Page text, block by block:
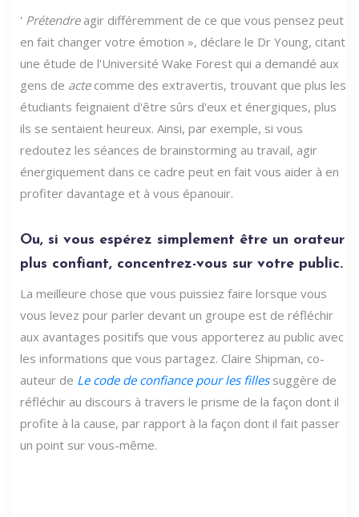
' Prétendreagir différemment de ce que vous pensez peut
en fait changer votre émotion », déclare le Dr Young, citant
une étude de l'Université Wake Forest qui a demandé aux
gens de actecomme des extravertis, trouvant que plus les
étudiants feignaient d'être sûrs d'eux et énergiques, plus
ils se sentaient heureux. Ainsi, par exemple, si vous
redoutez les séances de brainstorming au travail, agir
énergiquement dans ce cadre peut en fait vous aider à en
profiter davantage et à vous épanouir.
Ou, si vous espérez simplement être un orateur
plus confiant, concentrez-vous sur votre public.
La meilleure chose que vous puissiez faire lorsque vous
vous levez pour parler devant un groupe est de réfléchir
aux avantages positifs que vous apporterez au public avec
les informations que vous partagez. Claire Shipman, co-
auteur de Le code de confiance pour les filles suggère de
réfléchir au discours à travers le prisme de la façon dont il
profite à la cause, par rapport à la façon dont il fait passer
un point sur vous-même.